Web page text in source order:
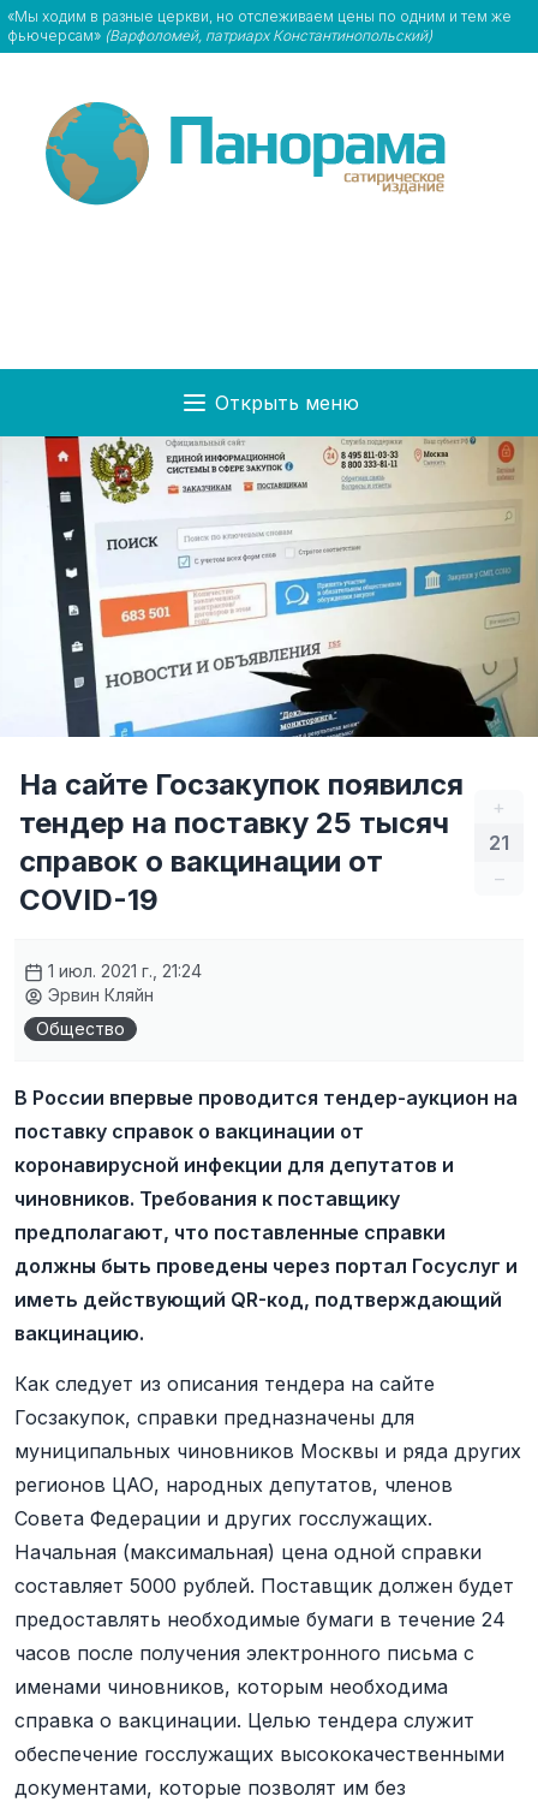
«Мы ходим в разные церкви, но отслеживаем цены по одним и тем же
фьючерсам» (Варфоломей, патриарх Константинопольский)
Открыть меню
+
21
–
На сайте Госзакупок появился
тендер на поставку 25 тысяч
справок о вакцинации от
COVID-19
1 июл. 2021 г., 21:24
Эрвин Кляйн
Общество
В России впервые проводится тендер-аукцион на
поставку справок о вакцинации от
коронавирусной инфекции для депутатов и
чиновников. Требования к поставщику
предполагают, что поставленные справки
должны быть проведены через портал Госуслуг и
иметь действующий QR-код, подтверждающий
вакцинацию.
Как следует из описания тендера на сайте
Госзакупок, справки предназначены для
муниципальных чиновников Москвы и ряда других
регионов ЦАО, народных депутатов, членов
Совета Федерации и других госслужащих.
Начальная (максимальная) цена одной справки
составляет 5000 рублей. Поставщик должен будет
предоставлять необходимые бумаги в течение 24
часов после получения электронного письма с
именами чиновников, которым необходима
справка о вакцинации. Целью тендера служит
обеспечение госслужащих высококачественными
документами, которые позволят им без